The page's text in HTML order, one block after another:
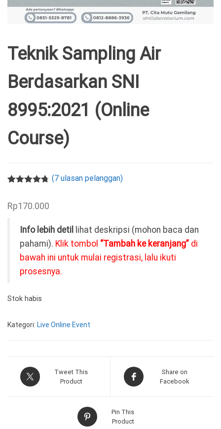
Teknik Sampling Air
Berdasarkan SNI
8995:2021 (Online
Course)
berdasarka
(7 ulasan pelanggan)
Rp170.000
Info lebih detil
lihat deskripsi (mohon baca dan
pahami). Klik tombol “Tambah ke keranjang” di
bawah ini untuk mulai registrasi, lalu ikuti
prosesnya.
Stok habis
Kategori: Live Online Event
Tweet This
Product
Share on
Facebook
Pin This
Product